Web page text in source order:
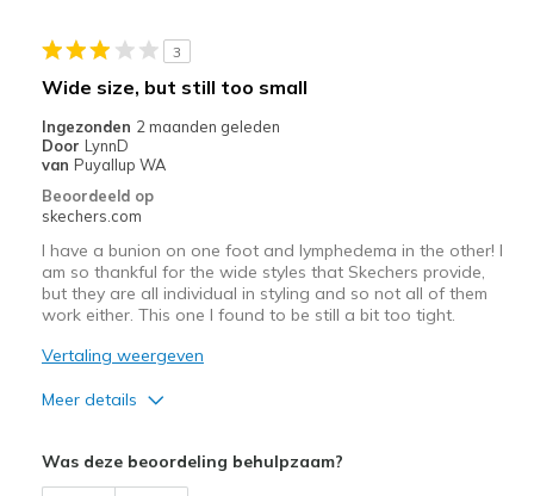
Beste toepassingen
Travel
Width
View On Shoes
Shoes are for Wearing
3
Wide size, but still too small
Ingezonden 2 maanden geleden
Door LynnD
van Puyallup WA
Beoordeeld op
skechers.com
I have a bunion on one foot and lymphedema in the other! I
am so thankful for the wide styles that Skechers provide,
but they are all individual in styling and so not all of them
work either. This one I found to be still a bit too tight.
Vertaling weergeven
Meer details
Was deze beoordeling behulpzaam?